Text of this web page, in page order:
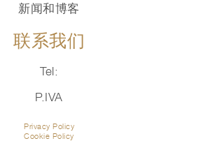
新闻和博客
联系我们
Tel:
P.IVA
Privacy Policy
Cookie Policy